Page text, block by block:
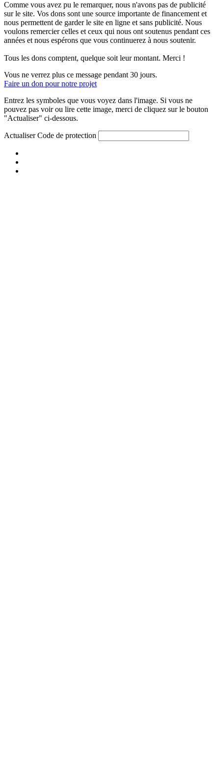
Comme vous avez pu le remarquer, nous n'avons pas de publicité
sur le site. Vos dons sont une source importante de financement et
nous permettent de garder le site en ligne et sans publicité. Nous
voulons remercier celles et ceux qui nous ont soutenus pendant ces
années et nous espérons que vous continuerez à nous soutenir.
Tous les dons comptent, quelque soit leur montant. Merci !
Vous ne verrez plus ce message pendant 30 jours.
Faire un don pour notre projet
Entrez les symboles que vous voyez dans l'image. Si vous ne
pouvez pas voir ou lire cette image, merci de cliquez sur le bouton
"Actualiser" ci-dessous.
Actualiser Code de protection